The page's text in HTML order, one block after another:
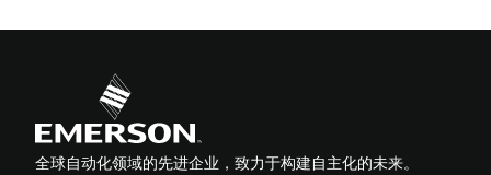
全球自动化领域的先进企业，致力于构建自主化的未来。